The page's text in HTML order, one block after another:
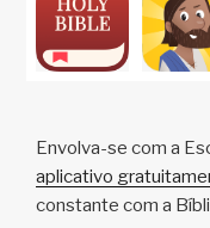
Envolva-se com a
aplicativo
constante com a